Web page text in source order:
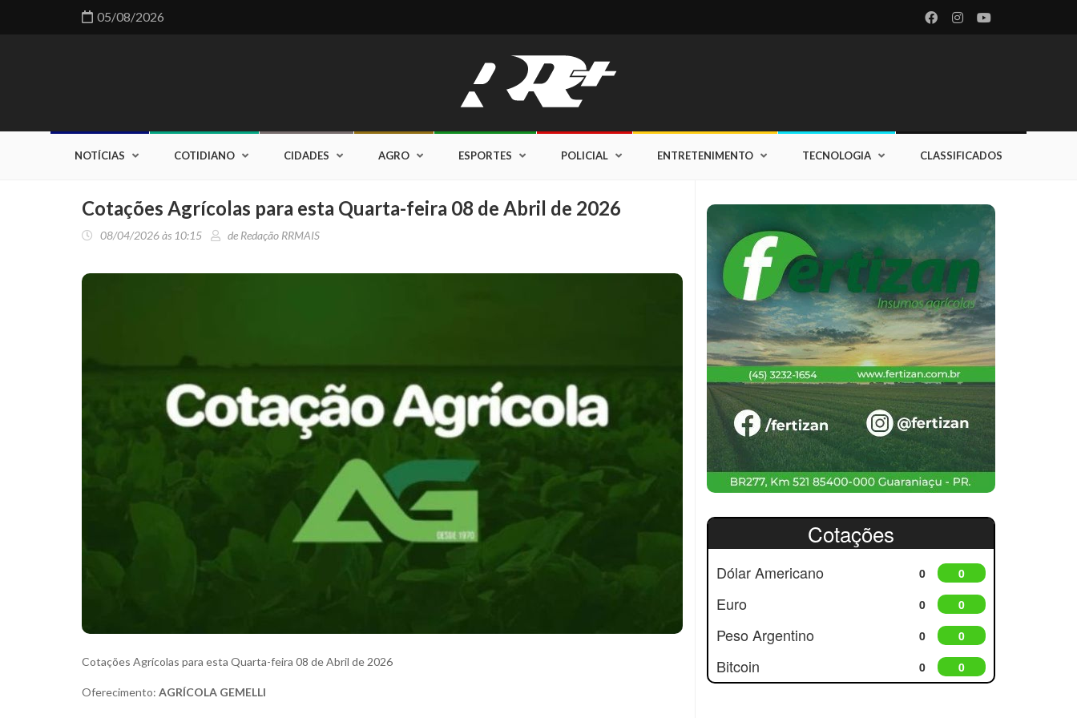
05/08/2026
NOTÍCIAS COTIDIANO CIDADES AGRO ESPORTES POLICIAL ENTRETENIMENTO TECNOLOGIA CLASSIFICADOS
Cotações Agrícolas para esta Quarta-feira 08 de Abril de 2026
08/04/2026 às 10:15 de Redação RRMAIS
Cotações Agrícolas para esta Quarta-feira 08 de Abril de 2026
Oferecimento: AGRÍCOLA GEMELLI
Cotações
Dólar Americano 0 0
Euro 0 0
Peso Argentino 0 0
Bitcoin 0 0